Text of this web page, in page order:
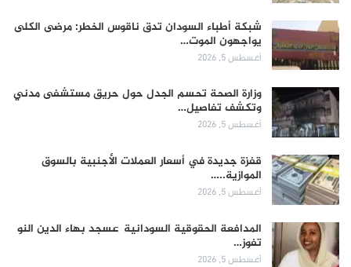
شبكة أطباء السودان تدق ناقوس الخطر: مرضى الكلى
يواجهون الموت…
أغسطس 5, 2026
وزارة الصحة تحسم الجدل حول حريق مستشفى مدني
وتكشف تفاصيل…
أغسطس 5, 2026
قفزة جديدة في أسعار العملات الأجنبية بالسوق
الموازية..…
أغسطس 5, 2026
المدافعة الحقوقية السودانية عسجد بهاء الدين النو
تفوز…
أغسطس 5, 2026